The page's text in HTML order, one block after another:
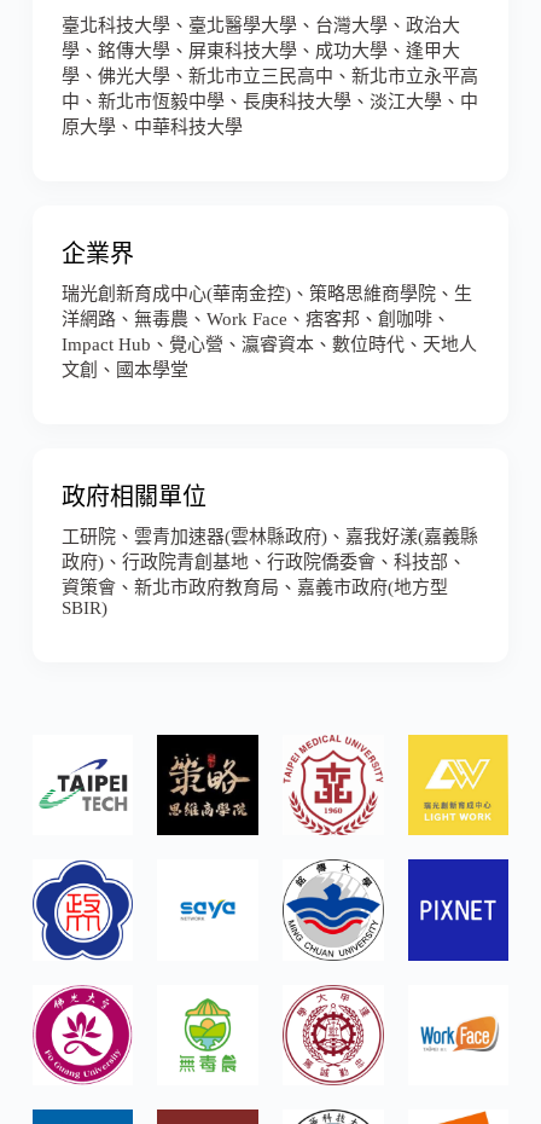
臺北科技大學、臺北醫學大學、台灣大學、政治大
學、銘傳大學、屏東科技大學、成功大學、逢甲大
學、佛光大學、新北市立三民高中、新北市立永平高
中、新北市恆毅中學、長庚科技大學、淡江大學、中
原大學、中華科技大學
企業界
瑞光創新育成中心(華南金控)、策略思維商學院、生
洋網路、無毒農、Work Face、痞客邦、創咖啡、
Impact Hub、覺心營、瀛睿資本、數位時代、天地人
文創、國本學堂
政府相關單位
工研院、雲青加速器(雲林縣政府)、嘉我好漾(嘉義縣
政府)、行政院青創基地、行政院僑委會、科技部、
資策會、新北市政府教育局、嘉義市政府(地方型
SBIR)